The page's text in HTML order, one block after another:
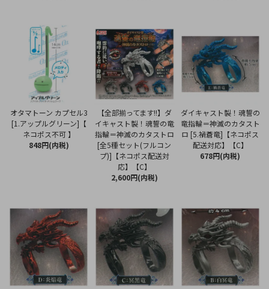
オタマトーン カプセル3
[1.アップルグリーン]【
ネコポス不可 】
848円(内税)
【全部揃ってます!!】ダ
イキャスト製！魂誓の竜
指輪＝神滅のカタストロ
[全5種セット(フルコン
プ)]【ネコポス配送対
応】【C】
2,600円(内税)
ダイキャスト製！魂誓の
竜指輪＝神滅のカタスト
ロ [5.禍蒼竜]【ネコポス
配送対応】【C】
678円(内税)